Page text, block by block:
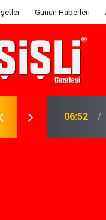
Günün Haberleri
Daha
04:43